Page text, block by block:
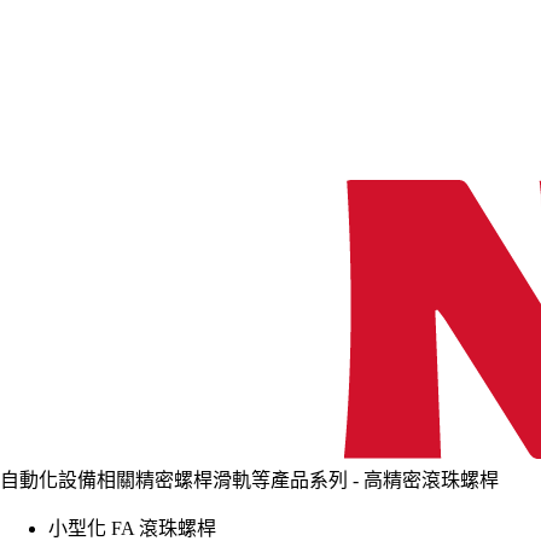
自動化設備相關精密螺桿滑軌等產品系列 - 高精密滾珠螺桿
小型化 FA 滾珠螺桿